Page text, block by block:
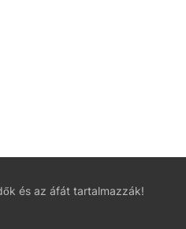
és az áfát tartalmazzák!